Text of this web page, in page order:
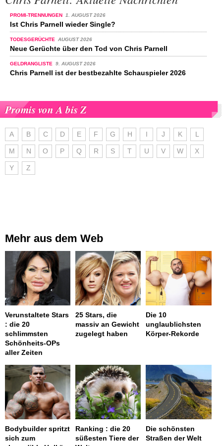
PROMI-TRENNUNGEN 1. AUGUST 2026
Ist Chris Parnell wieder Single?
TODESGERÜCHTE AUGUST 2026
Neue Gerüchte über den Tod von Chris Parnell
GELDRANGLISTE 9. AUGUST 2026
Chris Parnell ist der bestbezahlte Schauspieler 2026
Promis von A bis Z
A B C D E F G H I J K L
M N O P Q R S T U V W X
Y Z
Mehr aus dem Web
Verunstaltete Stars
: die 20
schlimmsten
Schönheits-OPs
aller Zeiten
25 Stars, die
massiv an Gewicht
zugelegt haben
Die 10
unglaublichsten
Körper-Rekorde
Bodybuilder spritzt
sich zum
Ranking : die 20
süßesten Tiere der
Die schönsten
Straßen der Welt